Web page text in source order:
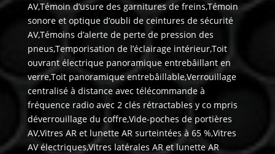
AV,Témoin d’usure des garnitures de freins,Témoin
sonore et optique d’oubli de ceintures de sécurité
AV,Témoins d’alerte de perte de pression des
pneus,Temporisation de l’éclairage intérieur,Toit
ouvrant électrique panoramique entrebâillant en
verre,Toit panoramique entrebâillable,Verrouillage
centralisé à distance avec télécommande à
fréquence radio avec 2 clés rétractables y co mpris
déverrouillage du coffre,Vide-poches de portières
AV,Vitres AR et lunette AR surteintées à 65 %,Vitres
AV électriques,Vitres latérales AR et lunette AR